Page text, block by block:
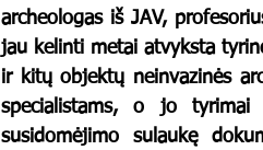
archeologas iš JAV,
jau kelinti metai atvyksta
ir kitų objektų neinvazinės
specialistams, o jo tyrimai
susidomėjimo sulaukę